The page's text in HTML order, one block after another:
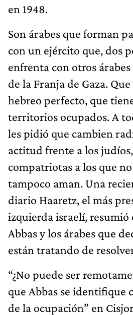
en 1948.
Son árabes que forman
con un ejército que, dos
enfrenta con otros
de la Franja de Gaza.
hebreo perfecto, que
territorios ocupados. A
les pidió que cambien
actitud frente a los
compatriotas a los que
tampoco aman. Una
diario Haaretz, el más
izquierda israelí, resumió
Abbas y los árabes que
están tratando de
“¿No puede ser
que Abbas se identifique
de la ocupación” en